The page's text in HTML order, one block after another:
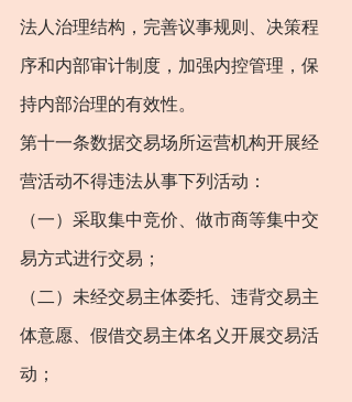
法人治理结构，完善议事规则、决策程
序和内部审计制度，加强内控管理，保
持内部治理的有效性。
第十一条数据交易场所运营机构开展经
营活动不得违法从事下列活动：
（一）采取集中竞价、做市商等集中交
易方式进行交易；
（二）未经交易主体委托、违背交易主
体意愿、假借交易主体名义开展交易活
动；